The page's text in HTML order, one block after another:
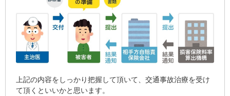
上記の内容をしっかり把握して頂いて、交通事故治療を受け
て頂くといいかと思います。